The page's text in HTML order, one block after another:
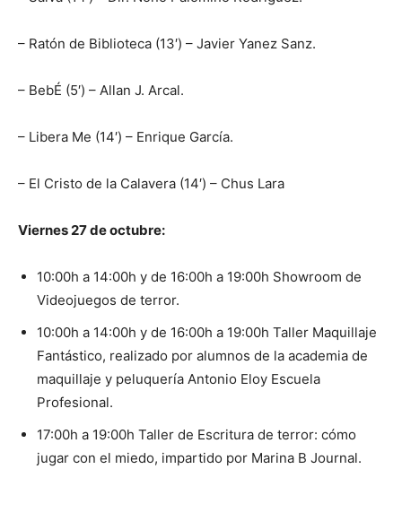
– Ratón de Biblioteca (13′) – Javier Yanez Sanz.
– BebÉ (5′) – Allan J. Arcal.
– Libera Me (14′) – Enrique García.
– El Cristo de la Calavera (14′) – Chus Lara
Viernes 27 de octubre:
10:00h a 14:00h y de 16:00h a 19:00h Showroom de
Videojuegos de terror.
10:00h a 14:00h y de 16:00h a 19:00h Taller Maquillaje
Fantástico, realizado por alumnos de la academia de
maquillaje y peluquería Antonio Eloy Escuela
Profesional.
17:00h a 19:00h Taller de Escritura de terror: cómo
jugar con el miedo, impartido por Marina B Journal.